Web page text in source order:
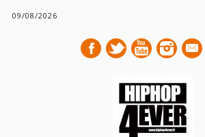
09/08/2026
mail